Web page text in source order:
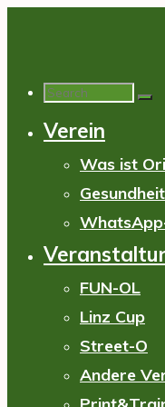
Search
for:
Verein
Was ist
FUN-OL
Linz Cup
Street-O
Andere